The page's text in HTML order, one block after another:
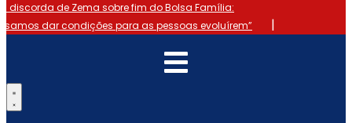
discorda de Zema sobre fim do Bolsa Família:
dar condições para as pessoas evoluírem”
|